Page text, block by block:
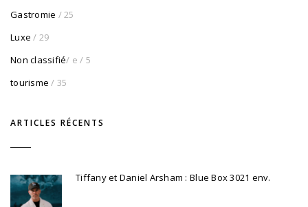
Gastromie / 25
Luxe / 29
Non classifié/ e / 5
tourisme / 35
ARTICLES RÉCENTS
Tiffany et Daniel Arsham : Blue Box 3021 env.